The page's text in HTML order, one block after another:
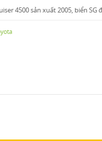
4500 sản xuất 2005, biển SG